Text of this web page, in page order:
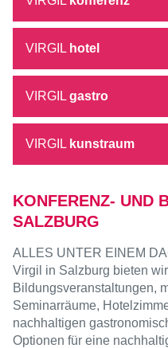
VIRGIL hotel
VIRGIL gastro
VIRGIL kunstraum
KONFERENZ- UND
SALZBURG
ALLES UNTER EINEM
Virgil in Salzburg bieten
Bildungsveranstaltungen,
Seminarräume,
nachhaltigen
Optionen für eine